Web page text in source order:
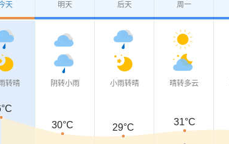
天 明天 后天 周一
转晴 阴转小雨 小雨转晴 晴转多云
30°C
29°C
31°C